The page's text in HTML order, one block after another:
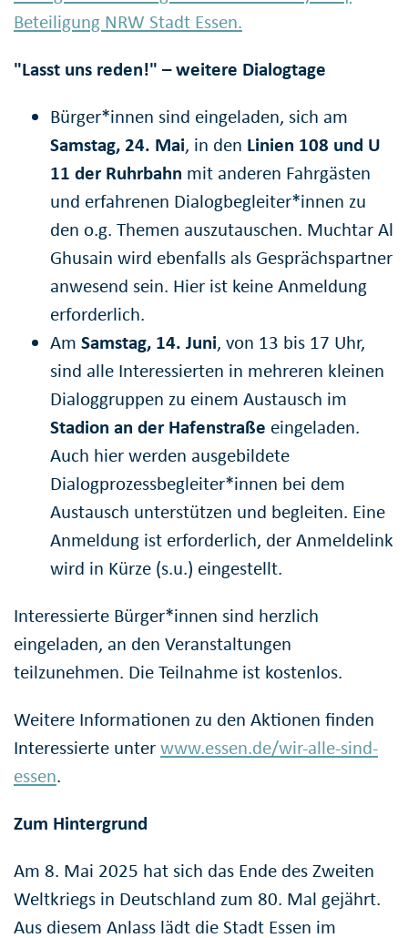
Beteiligung NRW Stadt Essen.
"Lasst uns reden!" – weitere Dialogtage
Bürger*innen sind eingeladen, sich am
Samstag, 24. Mai, in den Linien 108 und U
11 der Ruhrbahn mit anderen Fahrgästen
und erfahrenen Dialogbegleiter*innen zu
den o.g. Themen auszutauschen. Muchtar Al
Ghusain wird ebenfalls als Gesprächspartner
anwesend sein. Hier ist keine Anmeldung
erforderlich.
Am Samstag, 14. Juni, von 13 bis 17 Uhr,
sind alle Interessierten in mehreren kleinen
Dialoggruppen zu einem Austausch im
Stadion an der Hafenstraße eingeladen.
Auch hier werden ausgebildete
Dialogprozessbegleiter*innen bei dem
Austausch unterstützen und begleiten. Eine
Anmeldung ist erforderlich, der Anmeldelink
wird in Kürze (s.u.) eingestellt.
Interessierte Bürger*innen sind herzlich
eingeladen, an den Veranstaltungen
teilzunehmen. Die Teilnahme ist kostenlos.
Weitere Informationen zu den Aktionen finden
Interessierte unterwww.essen.de/wir-alle-sind-
essen.
Zum Hintergrund
Am 8. Mai 2025 hat sich das Ende des Zweiten
Weltkriegs in Deutschland zum 80. Mal gejährt.
Aus diesem Anlass lädt die Stadt Essen im